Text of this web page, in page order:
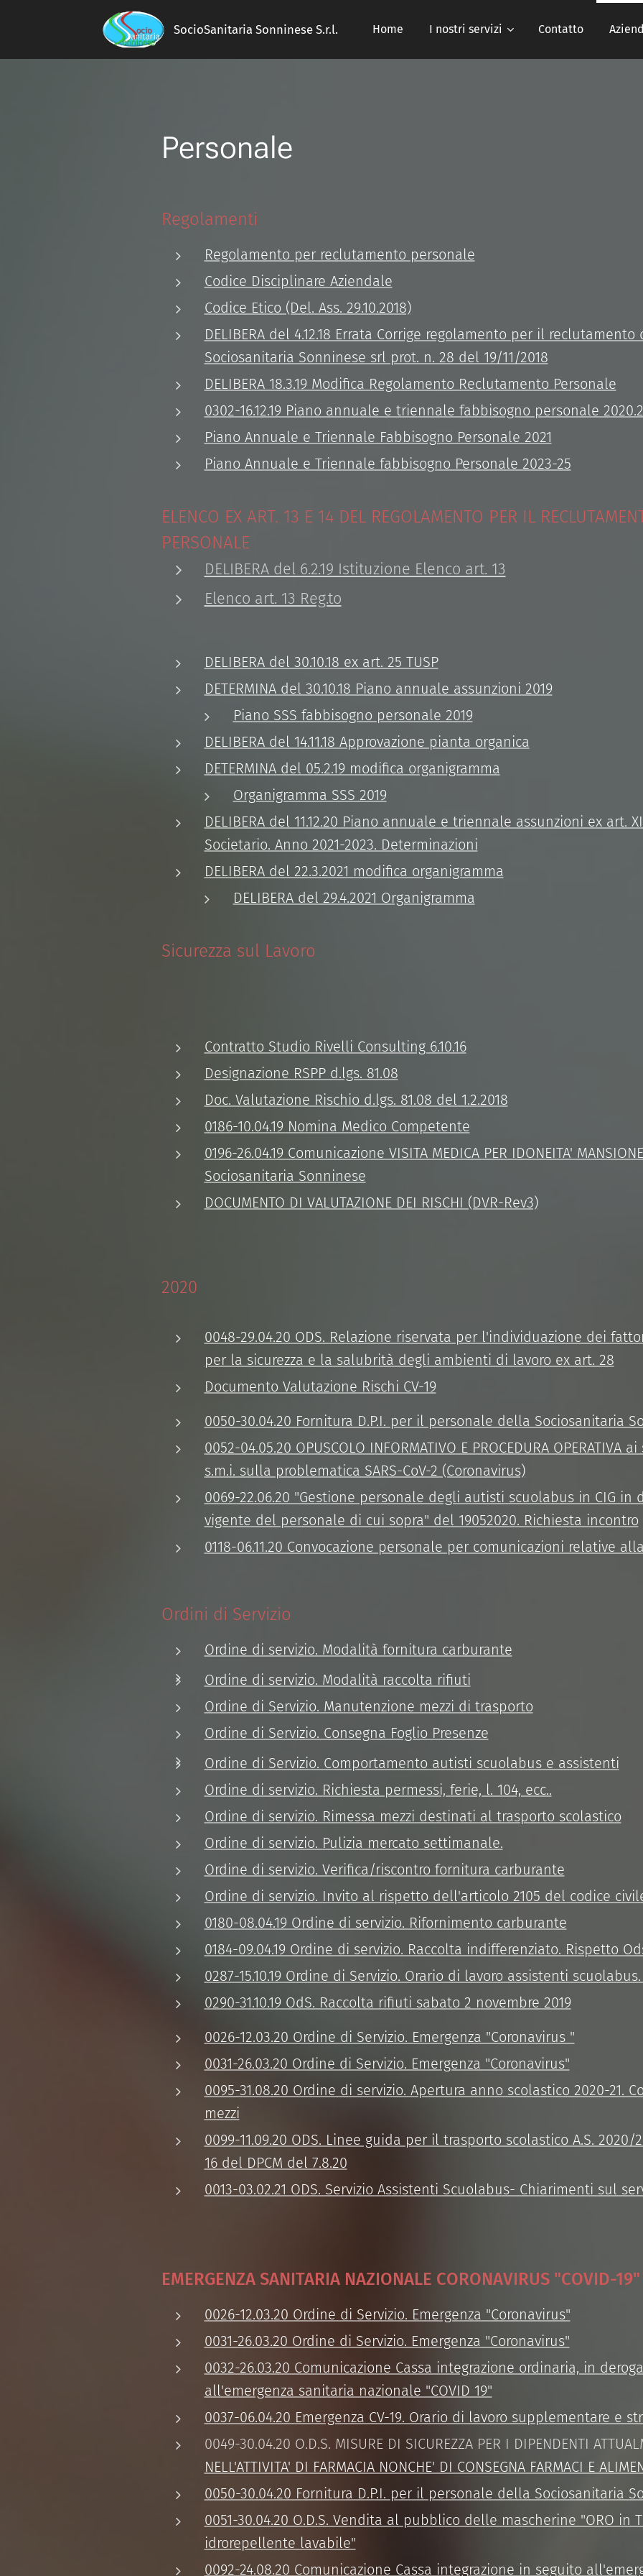
SocioSanitaria Sonninese S.r.l. Home I nostri servizi Contatto
Personale
Regolamenti
Regolamento per reclutamento personale
Codice Disciplinare Aziendale
Codice Etico (Del. Ass. 29.10.2018)
DELIBERA del 4.12.18 Errata Corrige regolamento per il
Sociosanitaria Sonninese srl prot. n. 28 del 19/11/2018
DELIBERA 18.3.19 Modifica Regolamento Reclutamento Personale
0302-16.12.19 Piano annuale e triennale fabbisogno personale
Piano Annuale e Triennale Fabbisogno Personale 2021
Piano Annuale e Triennale fabbisogno Personale 2023-25
ELENCO EX ART. 13 E 14 DEL REGOLAMENTO PER IL
PERSONALE
DELIBERA del 6.2.19 Istituzione Elenco art. 13
Elenco art. 13 Reg.to
DELIBERA del 30.10.18 ex art. 25 TUSP
DETERMINA del 30.10.18 Piano annuale assunzioni 2019
Piano SSS fabbisogno personale 2019
DELIBERA del 14.11.18 Approvazione pianta organica
DETERMINA del 05.2.19 modifica organigramma
Organigramma SSS 2019
DELIBERA del 11.12.20 Piano annuale e triennale assunzioni ex art.
Societario. Anno 2021-2023. Determinazioni
DELIBERA del 22.3.2021 modifica organigramma
DELIBERA del 29.4.2021 Organigramma
Sicurezza sul Lavoro
Contratto Studio Rivelli Consulting 6.10.16
Designazione RSPP d.lgs. 81.08
Doc. Valutazione Rischio d.lgs. 81.08 del 1.2.2018
0186-10.04.19 Nomina Medico Competente
0196-26.04.19 Comunicazione VISITA MEDICA PER IDONEITA'
Sociosanitaria Sonninese
DOCUMENTO DI VALUTAZIONE DEI RISCHI (DVR-Rev3)
2020
0048-29.04.20 ODS. Relazione riservata per l'individuazione dei
per la sicurezza e la salubrità degli ambienti di lavoro ex art. 28
Documento Valutazione Rischi CV-19
0050-30.04.20 Fornitura D.P.I. per il personale della Sociosanitaria
0052-04.05.20 OPUSCOLO INFORMATIVO E PROCEDURA OPERATIVA
s.m.i. sulla problematica SARS-CoV-2 (Coronavirus)
0069-22.06.20 "Gestione personale degli autisti scuolabus in CIG in
vigente del personale di cui sopra" del 19052020. Richiesta incontro
0118-06.11.20 Convocazione personale per comunicazioni relative
Ordini di Servizio
Ordine di servizio. Modalità fornitura carburante
Ordine di servizio. Modalità raccolta rifiuti
Ordine di Servizio. Manutenzione mezzi di trasporto
Ordine di Servizio. Consegna Foglio Presenze
Ordine di Servizio. Comportamento autisti scuolabus e assistenti
Ordine di servizio. Richiesta permessi, ferie, l. 104, ecc..
Ordine di servizio. Rimessa mezzi destinati al trasporto scolastico
Ordine di servizio. Pulizia mercato settimanale.
Ordine di servizio. Verifica/riscontro fornitura carburante
Ordine di servizio. Invito al rispetto dell'articolo 2105 del codice
0180-08.04.19 Ordine di servizio. Rifornimento carburante
0184-09.04.19 Ordine di servizio. Raccolta indifferenziato. Rispetto
0287-15.10.19 Ordine di Servizio. Orario di lavoro assistenti
0290-31.10.19 OdS. Raccolta rifiuti sabato 2 novembre 2019
0026-12.03.20 Ordine di Servizio. Emergenza "Coronavirus "
0031-26.03.20 Ordine di Servizio. Emergenza "Coronavirus"
0095-31.08.20 Ordine di servizio. Apertura anno scolastico 2020-21.
mezzi
0099-11.09.20 ODS. Linee guida per il trasporto scolastico A.S.
16 del DPCM del 7.8.20
0013-03.02.21 ODS. Servizio Assistenti Scuolabus- Chiarimenti sul
EMERGENZA SANITARIA NAZIONALE CORONAVIRUS "COVID-19"
0026-12.03.20 Ordine di Servizio. Emergenza "Coronavirus"
0031-26.03.20 Ordine di Servizio. Emergenza "Coronavirus"
0032-26.03.20 Comunicazione Cassa integrazione ordinaria, in
all'emergenza sanitaria nazionale "COVID 19"
0037-06.04.20 Emergenza CV-19. Orario di lavoro supplementare e
0049-30.04.20 O.D.S. MISURE DI SICUREZZA PER I DIPENDENTI
NELL'ATTIVITA' DI FARMACIA NONCHE' DI CONSEGNA FARMACI E
0050-30.04.20 Fornitura D.P.I. per il personale della Sociosanitaria
0051-30.04.20 O.D.S. Vendita al pubblico delle mascherine "ORO in
idrorepellente lavabile"
0092-24.08.20 Comunicazione Cassa integrazione in seguito